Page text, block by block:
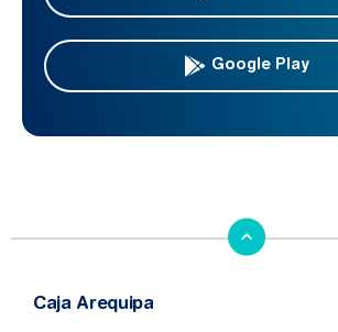
Google Play
Caja Arequipa